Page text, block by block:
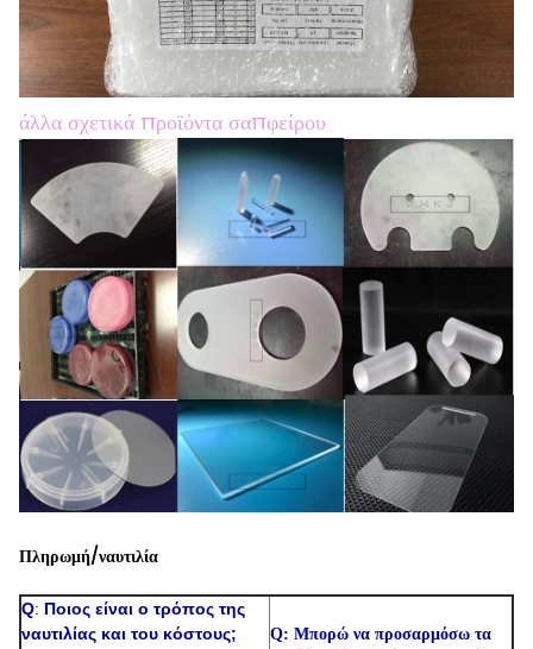
άλλα σχετικά προϊόντα σαπφείρου
Πληρωμή/ναυτιλία
Q: Ποιος είναι ο τρόπος της
ναυτιλίας και του κόστους;
Q: Μπορώ να προσαρμόσω τα